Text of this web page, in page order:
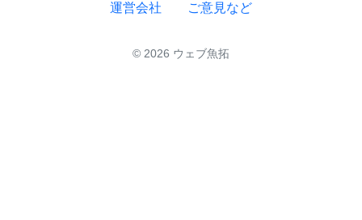
運営会社 ご意見など
© 2026 ウェブ魚拓